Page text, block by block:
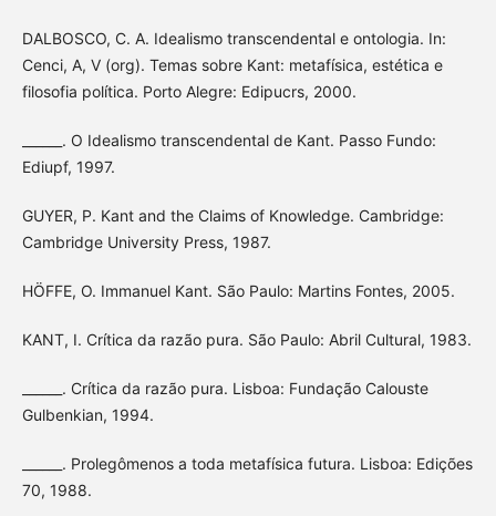
DALBOSCO, C. A. Idealismo transcendental e ontologia. In:
Cenci, A, V (org). Temas sobre Kant: metafísica, estética e
filosofia política. Porto Alegre: Edipucrs, 2000.
______. O Idealismo transcendental de Kant. Passo Fundo:
Ediupf, 1997.
GUYER, P. Kant and the Claims of Knowledge. Cambridge:
Cambridge University Press, 1987.
HÖFFE, O. Immanuel Kant. São Paulo: Martins Fontes, 2005.
KANT, I. Crítica da razão pura. São Paulo: Abril Cultural, 1983.
______. Crítica da razão pura. Lisboa: Fundação Calouste
Gulbenkian, 1994.
______. Prolegômenos a toda metafísica futura. Lisboa: Edições
70, 1988.